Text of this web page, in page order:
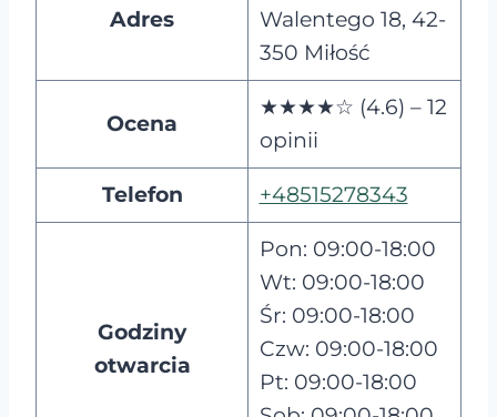
Adres
Walentego 18, 42-
350 Miłość
Ocena
★★★★☆ (4.6) – 12
opinii
Telefon +48515278343
Godziny
otwarcia
Pon: 09:00-18:00
Wt: 09:00-18:00
Śr: 09:00-18:00
Czw: 09:00-18:00
Pt: 09:00-18:00